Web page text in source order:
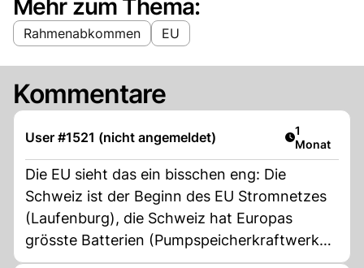
Mehr zum Thema:
Rahmenabkommen EU
Kommentare
User #1521 (nicht angemeldet) Artikel
1
Monat
Die EU sieht das ein bisschen eng: Die
Schweiz ist der Beginn des EU Stromnetzes
(Laufenburg), die Schweiz hat Europas
grösste Batterien (Pumpspeicherkraftwerke:
Überkapazitäten Wind- und Solarenergie),